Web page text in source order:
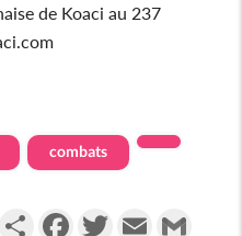
de Koaci au 237
combats
PartagerFacebookTwitterEmail